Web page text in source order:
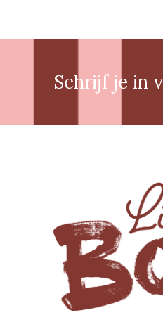
Schrijf je in